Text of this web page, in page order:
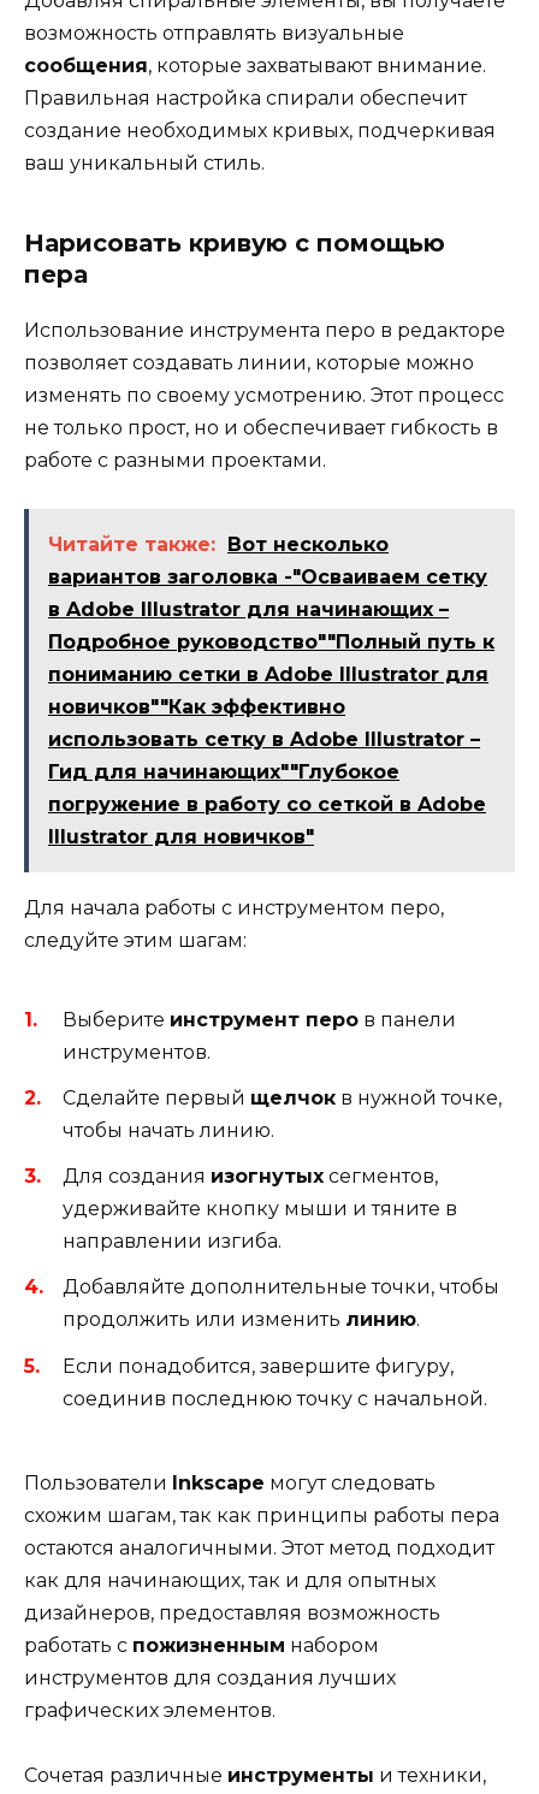
возможность отправлять визуальные
сообщения, которые захватывают внимание.
Правильная настройка спирали обеспечит
создание необходимых кривых, подчеркивая
ваш уникальный стиль.
Нарисовать кривую с помощью
пера
Использование инструмента перо в редакторе
позволяет создавать линии, которые можно
изменять по своему усмотрению. Этот процесс
не только прост, но и обеспечивает гибкость в
работе с разными проектами.
Читайте также:
Вот несколько
вариантов заголовка -"Осваиваем сетку
в Adobe Illustrator для начинающих –
Подробное руководство""Полный путь к
пониманию сетки в Adobe Illustrator для
новичков""Как эффективно
использовать сетку в Adobe Illustrator –
Гид для начинающих""Глубокое
погружение в работу со сеткой в Adobe
Illustrator для новичков"
Для начала работы с инструментом перо,
следуйте этим шагам:
Выберите инструмент перо в панели
инструментов.
Сделайте первый щелчок в нужной точке,
чтобы начать линию.
Для создания изогнутых сегментов,
удерживайте кнопку мыши и тяните в
направлении изгиба.
Добавляйте дополнительные точки, чтобы
продолжить или изменить линию.
Если понадобится, завершите фигуру,
соединив последнюю точку с начальной.
Пользователи Inkscape могут следовать
схожим шагам, так как принципы работы пера
остаются аналогичными. Этот метод подходит
как для начинающих, так и для опытных
дизайнеров, предоставляя возможность
работать с пожизненным набором
инструментов для создания лучших
графических элементов.
Сочетая различные инструменты и техники,